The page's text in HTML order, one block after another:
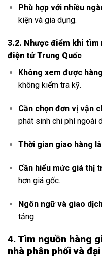
Phù hợp với nhiều
kiện và gia dụng.
3.2. Nhược điểm khi tìm
điện tử Trung Quốc
Không xem được
không kiểm tra kỹ.
Cần chọn đơn vị vận
phát sinh chi phí ngoài
Thời gian giao hàng
Cần hiểu mức giá thị
hơn giá gốc.
Ngôn ngữ và giao
tảng.
4. Tìm nguồn hàng
nhà phân phối và